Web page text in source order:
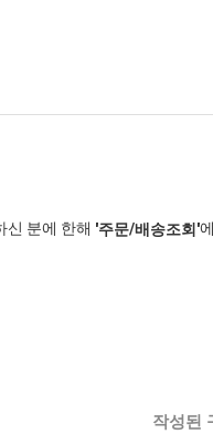
신 분에 한해 '주문/배송조회'
작성된